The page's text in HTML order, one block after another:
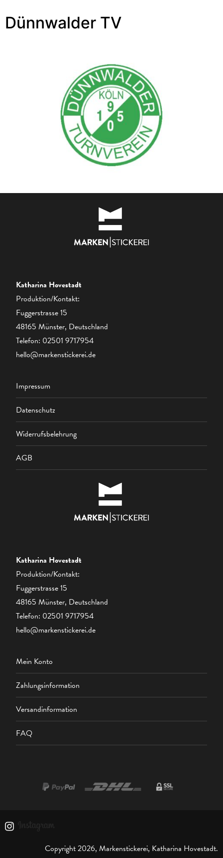
Dünnwalder TV
Katharina Hovestadt
Produktion/Kontakt:
Fuggerstrasse 15
48165 Münster, Deutschland
Telefon: 02501 9717954
hello@markenstickerei.de
Impressum
Datenschutz
Widerrufsbelehrung
AGB
Katharina Hovestadt
Produktion/Kontakt:
Fuggerstrasse 15
48165 Münster, Deutschland
Telefon: 02501 9717954
hello@markenstickerei.de
Mein Konto
Zahlungsinformation
Versandinformation
FAQ
Copyright 2026, Markenstickerei, Katharina Hovestadt.